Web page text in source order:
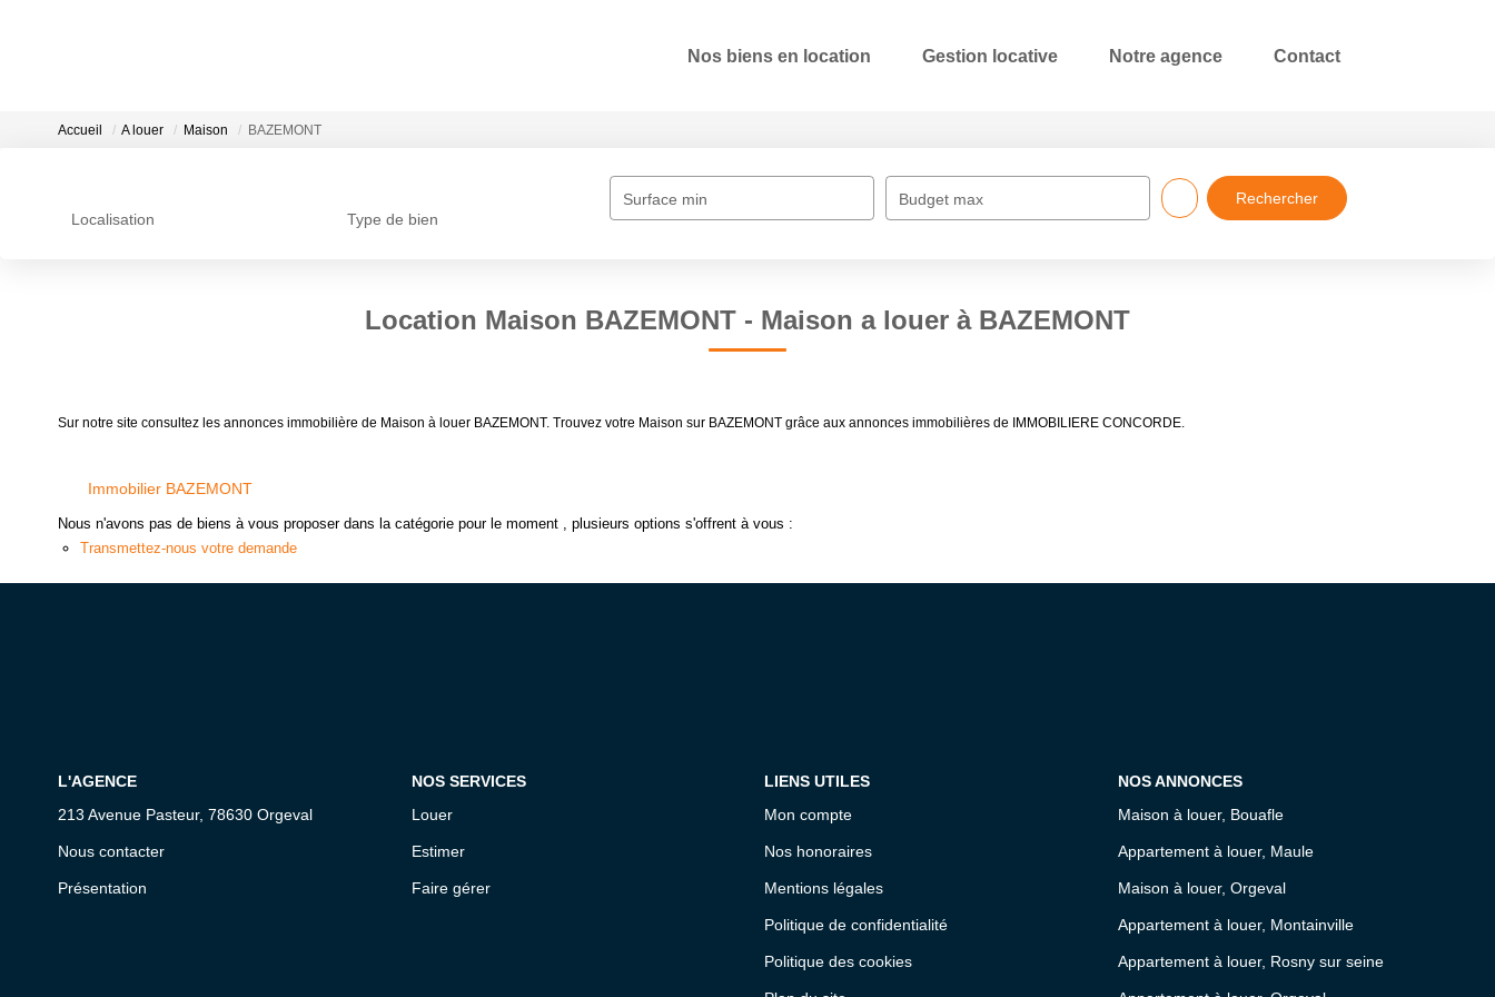
Nos biens en location Gestion locative Notre agence Contact
Accueil A louer Maison BAZEMONT
Localisation Type de bien
Surface min Budget max
Location Maison BAZEMONT - Maison a louer à BAZEMONT
Sur notre site consultez les annonces immobilière de Maison à louer BAZEMONT. Trouvez votre Maison sur BAZEMONT grâce aux annonces immobilières de IMMOBILIERE CONCORDE.
Immobilier BAZEMONT
Nous n'avons pas de biens à vous proposer dans la catégorie pour le moment , plusieurs options s'offrent à vous :
Transmettez-nous votre demande
L'AGENCE
213 Avenue Pasteur, 78630 Orgeval
Nous contacter
Présentation
NOS SERVICES
Louer
Estimer
Faire gérer
LIENS UTILES
Mon compte
Nos honoraires
Mentions légales
Politique de confidentialité
Politique des cookies
NOS ANNONCES
Maison à louer, Bouafle
Appartement à louer, Maule
Maison à louer, Orgeval
Appartement à louer, Montainville
Appartement à louer, Rosny sur seine